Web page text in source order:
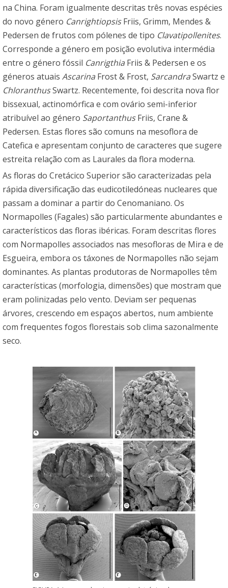
na China. Foram igualmente descritas três novas espécies
do novo género CanrightiopsisFriis, Grimm, Mendes &
Pedersen de frutos com pólenes de tipo Clavatipollenites.
Corresponde a género em posição evolutiva intermédia
entre o género fóssil Canrigthia Friis & Pedersen e os
géneros atuais Ascarina Frost & Frost, SarcandraSwartz e
ChloranthusSwartz. Recentemente, foi descrita nova flor
bissexual, actinomórfica e com ovário semi-inferior
atribuível ao género SaportanthusFriis, Crane &
Pedersen. Estas flores são comuns na mesoflora de
Catefica e apresentam conjunto de caracteres que sugere
estreita relação com as Laurales da flora moderna.
As floras do Cretácico Superior são caracterizadas pela
rápida diversificação das eudicotiledóneas nucleares que
passam a dominar a partir do Cenomaniano. Os
Normapolles (Fagales) são particularmente abundantes e
característicos das floras ibéricas. Foram descritas flores
com Normapolles associados nas mesofloras de Mira e de
Esgueira, embora os táxones de Normapolles não sejam
dominantes. As plantas produtoras de Normapolles têm
características (morfologia, dimensões) que mostram que
eram polinizadas pelo vento. Deviam ser pequenas
árvores, crescendo em espaços abertos, num ambiente
com frequentes fogos florestais sob clima sazonalmente
seco.